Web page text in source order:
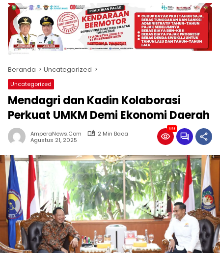
produk
antara
lain
mampu
menjadi
komunikasi
usaha
(beriklan),
fokus
pada
nasional
maupun
international,
bernuansa
lokal
dan
dinamis,
memiliki
kisaran
harga
iklan
yang
Beranda Uncategorized
Uncategorized
Mendagri dan Kadin Kolaborasi
Perkuat UMKM Demi Ekonomi Daerah
AmperaNews.Com
2 Min Baca
Agustus 21, 2025
99